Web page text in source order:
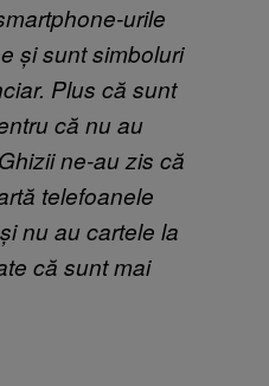
urile
și sunt simboluri
Plus că sunt
că nu au
ne-au zis că
telefoanele
nu au cartele la
că sunt mai